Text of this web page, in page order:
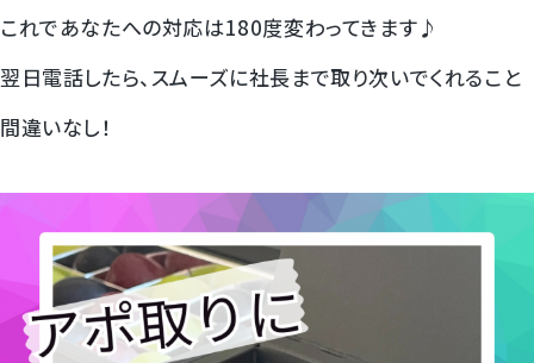
シャインマスカット
クイーンルージュ
神紅ぶどう
ナガノパープル
これであなたへの対応は180度変わってきます♪
翌日電話したら、スムーズに社長まで取り次いでくれること
間違いなし！